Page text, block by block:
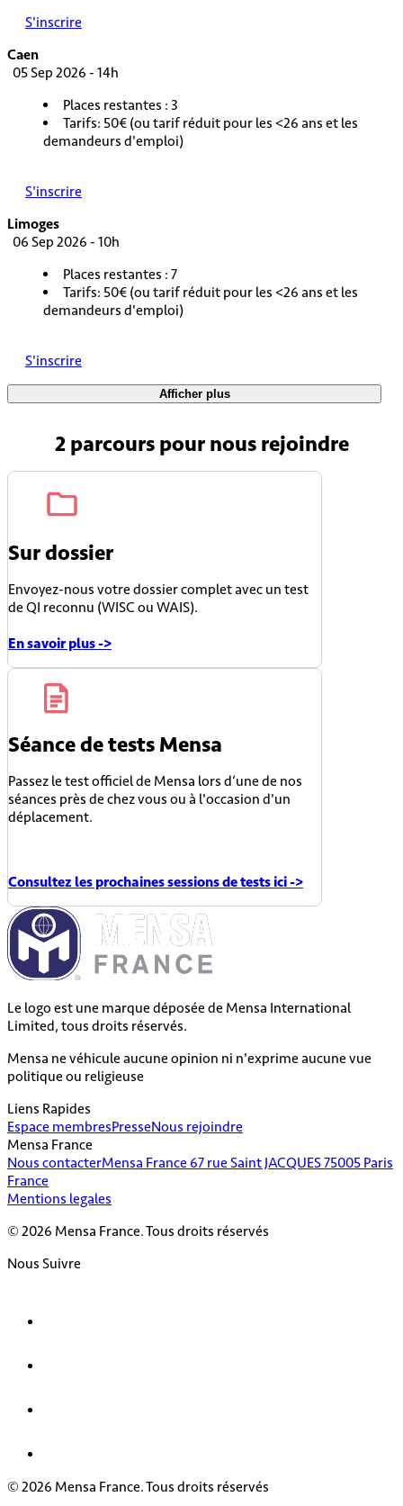
S'inscrire
Caen
05 Sep 2026 - 14h
Places restantes : 3
Tarifs: 50€ (ou tarif réduit pour les <26 ans et les
demandeurs d'emploi)
S'inscrire
Limoges
06 Sep 2026 - 10h
Places restantes : 7
Tarifs: 50€ (ou tarif réduit pour les <26 ans et les
demandeurs d'emploi)
S'inscrire
Afficher plus
2 parcourspour nous rejoindre
Sur dossier
Envoyez-nous votre dossier complet avec un test
de QI reconnu (WISC ou WAIS).
En savoir plus ->
Séance de tests Mensa
Passez le test officiel de Mensa lors d’une de nos
séances près de chez vous ou à l'occasion d'un
déplacement.
Consultez les prochaines sessions de tests ici ->
Le logo est une marque déposée de Mensa International
Limited, tous droits réservés.
Mensa ne véhicule aucune opinion ni n'exprime aucune vue
politique ou religieuse
Liens Rapides
Espace membresPresseNous rejoindre
Mensa France
Nous contacterMensa France 67 rue Saint JACQUES 75005 Paris
France
Mentions legales
© 2026 Mensa France. Tous droits réservés
Nous Suivre
© 2026 Mensa France. Tous droits réservés